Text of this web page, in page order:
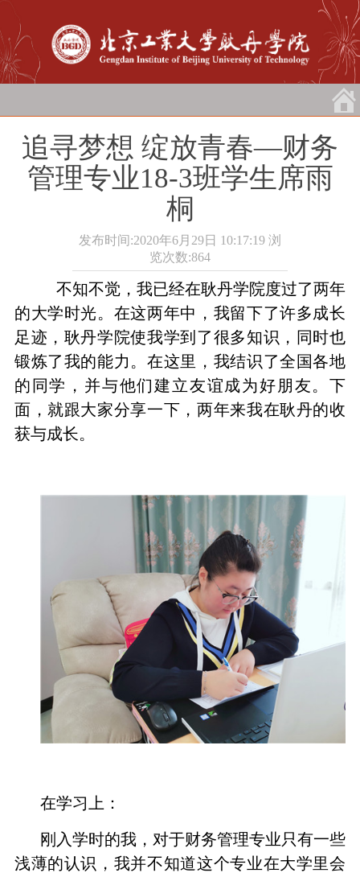
追寻梦想 绽放青春—财务
管理专业18-3班学生席雨
桐
发布时间:2020年6月29日 10:17:19 浏
览次数:864
不知不觉，我已经在耿丹学院度过了两年
的大学时光。在这两年中，我留下了许多成长
足迹，耿丹学院使我学到了很多知识，同时也
锻炼了我的能力。在这里，我结识了全国各地
的同学，并与他们建立友谊成为好朋友。下
面，就跟大家分享一下，两年来我在耿丹的收
获与成长。
在学习上：
刚入学时的我，对于财务管理专业只有一些
浅薄的认识，我并不知道这个专业在大学里会